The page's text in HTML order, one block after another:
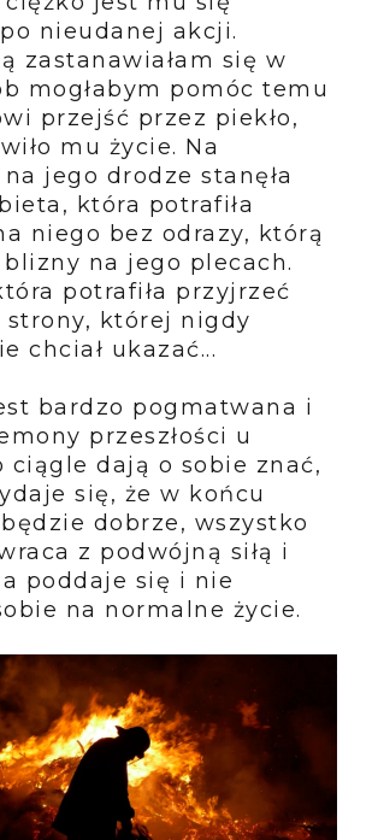
nieudanej akcji.
zastanawiałam się w
mogłabym pomóc temu
przejść przez piekło,
mu życie. Na
jego drodze stanęła
która potrafiła
niego bez odrazy, którą
blizny na jego plecach.
potrafiła przyjrzeć
strony, której nigdy
chciał ukazać...
bardzo pogmatwana i
przeszłości u
ciągle dają o sobie znać,
się, że w końcu
dobrze, wszystko
z podwójną siłą i
poddaje się i nie
na normalne życie.